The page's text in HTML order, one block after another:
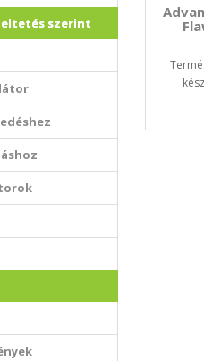
szerint